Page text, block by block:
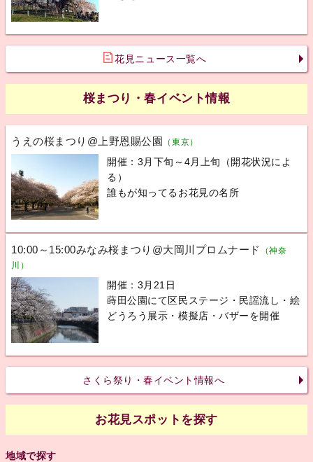
花見ニュース一覧へ
桜まつり・春イベント情報
うえの桜まつり@上野恩賜公園 （東京）
開催：3月下旬～4月上旬（開花状況によ
る）
誰もが知ってるお花見の名所
10:00～15:00みなみ桜まつり@大岡川プロムナード
（神奈
川）
開催：3月21日
蒔田公園にて区民ステージ・民謡流し・絵
どうろう展示・模擬店・バザーを開催
さくら祭り・春イベント情報へ
お花見スポットを探す
地域で探す